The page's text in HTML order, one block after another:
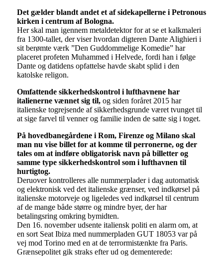
Det gælder blandt andet et af sidekapellerne i Petronous
kirken i centrum af Bologna.
Her skal man igennem metaldetektor for at se et kalkmaleri
fra 1300-tallet, der viser hvordan digteren Dante Alighieri i
sit berømte værk ”Den Guddommelige Komedie” har
placeret profeten Muhammed i Helvede, fordi han i følge
Dante og datidens opfattelse havde skabt splid i den
katolske religon.
Omfattende sikkerhedskontrol i lufthavnene har
italienerne vænnet sig til,og siden foråret 2015 har
italienske togrejsende af sikkerhedsgrunde været tvunget til
at sige farvel til venner og familie inden de satte sig i toget.
På hovedbanegårdene i Rom, Firenze og Milano skal
man nu vise billet for at komme til perronerne, og der
tales om at indføre obligatorisk navn på billetter og
samme type sikkerhedskontrol som i lufthavnen til
hurtigtog.
Deruover kontrolleres alle nummerplader i dag automatisk
og elektronisk ved det italienske grænser, ved indkørsel på
italienske motorveje og ligeledes ved indkørsel til centrum
af de mange både større og mindre byer, der har
betalingsring omkring bymidten.
Den 16. november udsente italiensk politi en alarm om, at
en sort Seat Ibiza med nummerpladen GUT 18053 var på
vej mod Torino med en at de terrormistænkte fra Paris.
Grænsepolitet gik straks efter ud og dementerede: